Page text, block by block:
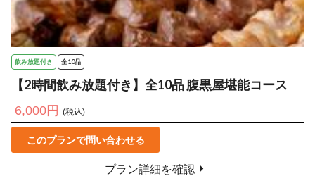
飲み放題付き 全10品
【2時間飲み放題付き】全10品 腹黒屋堪能コース
6,000円 (税込)
このプランで問い合わせる
プラン詳細を確認